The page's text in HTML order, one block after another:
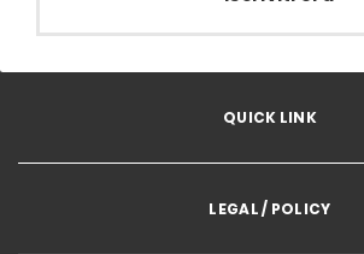
QUICK LINK
LEGAL / POLICY